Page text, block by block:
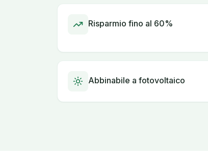
Risparmio fino al 60%
Abbinabile a fotovoltaico